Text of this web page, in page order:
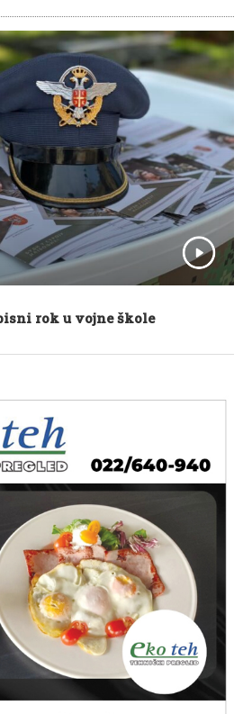
rok u vojne škole